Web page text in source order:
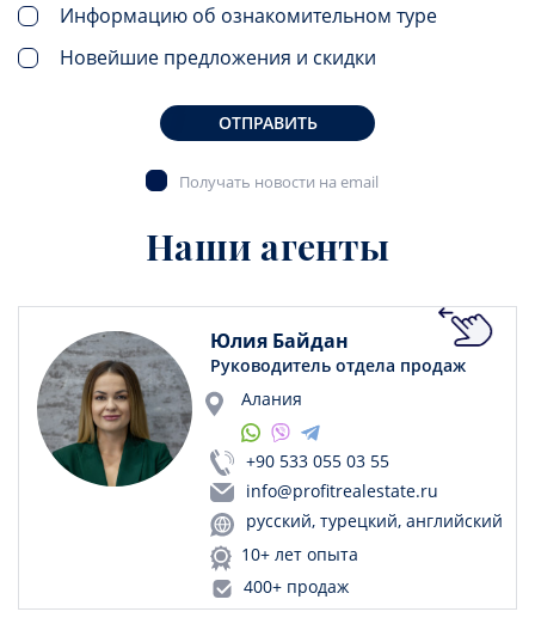
Информацию об ознакомительном туре
Новейшие предложения и скидки
ОТПРАВИТЬ
Получать новости на email
Наши агенты
Юлия Байдан
Руководитель отдела продаж
Алания
+90 533 055 03 55
info@profitrealestate.ru
русский, турецкий, английский
10+ лет опыта
400+ продаж